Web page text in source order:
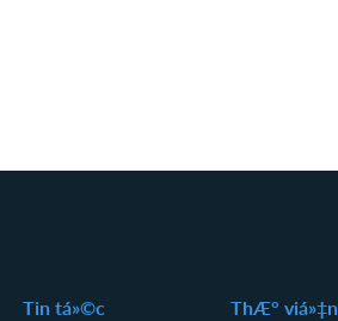
Tin tá»©c ThÆ° viá»‡n